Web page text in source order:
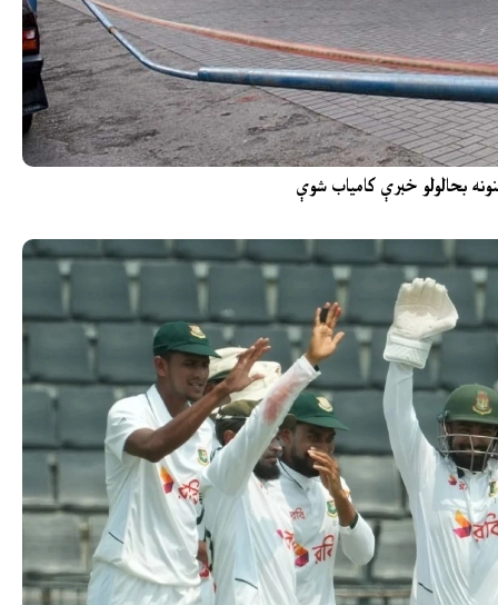
بحالولو خبرې کامیاب شوې